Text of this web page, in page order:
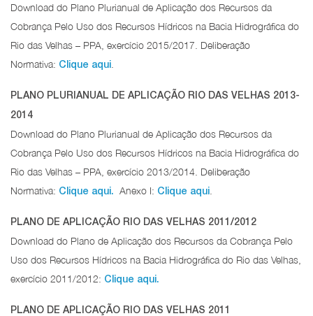
Download do Plano Plurianual de Aplicação dos Recursos da
Cobrança Pelo Uso dos Recursos Hídricos na Bacia Hidrográfica do
Rio das Velhas – PPA, exercício 2015/2017. Deliberação
Normativa: Clique aqui
PLANO PLURIANUAL DE APLICAÇÃO RIO DAS VELHAS 2013-
2014
Download do Plano Plurianual de Aplicação dos Recursos da
Cobrança Pelo Uso dos Recursos Hídricos na Bacia Hidrográfica do
Rio das Velhas – PPA, exercício 2013/2014. Deliberação
Normativa: Clique aqui. Anexo I: Clique aqui
PLANO DE APLICAÇÃO RIO DAS VELHAS 2011/2012
Download do Plano de Aplicação dos Recursos da Cobrança Pelo
Uso dos Recursos Hídricos na Bacia Hidrográfica do Rio das Velhas,
exercício 2011/2012: Clique aqui.
PLANO DE APLICAÇÃO RIO DAS VELHAS 2011